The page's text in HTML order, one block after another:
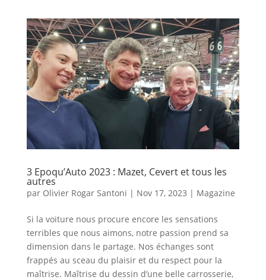
3 Epoqu’Auto 2023 : Mazet, Cevert et tous les
autres
par Olivier Rogar Santoni | Nov 17, 2023 | Magazine
Si la voiture nous procure encore les sensations
terribles que nous aimons, notre passion prend sa
dimension dans le partage. Nos échanges sont
frappés au sceau du plaisir et du respect pour la
maîtrise. Maîtrise du dessin d’une belle carrosserie,